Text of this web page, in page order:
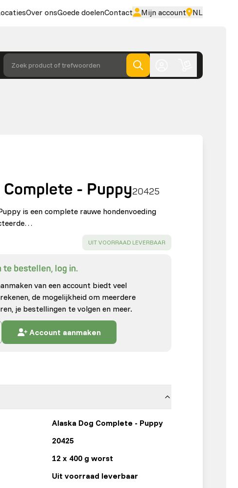
Over onsGoede doelenContact Mijn account NL
Zoek product of trefwoorden
Complete - Puppy20425
is een complete rauwe hondenvoeding
SUCCESS:
UIT VOORRAAD LEVERBAAR
te bestellen, log in.
van een account biedt veel
de mogelijkheid om meerdere
je bestellingen te volgen en meer.
Account aanmaken
Alaska Dog Complete - Puppy
20425
12 x 400 g worst
Uit voorraad leverbaar